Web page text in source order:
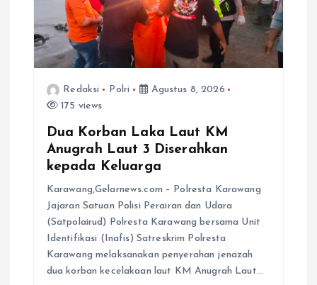
Redaksi Polri
Agustus 8, 2026
175 views
Dua Korban Laka Laut KM
Anugrah Laut 3 Diserahkan
kepada Keluarga
Karawang,Gelarnews.com – Polresta Karawang
Jajaran Satuan Polisi Perairan dan Udara
(Satpolairud) Polresta Karawang bersama Unit
Identifikasi (Inafis) Satreskrim Polresta
Karawang melaksanakan penyerahan jenazah
dua korban kecelakaan laut KM Anugrah Laut…